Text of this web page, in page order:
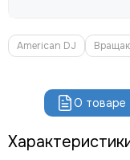
Tuchler
YODN
PROCAST Cable
CVGAUDIO
СТРОЙЦИРК
American DJ
О товаре